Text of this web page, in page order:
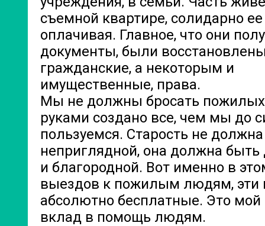
съемной квартире, солидарно ее
оплачивая. Главное, что они
документы, были
гражданские, а некоторым и
имущественные, права.
Мы не должны бросать
руками создано все, чем мы до
пользуемся. Старость не
неприглядной, она должна быть
и благородной. Вот именно в
выездов к пожилым людям,
абсолютно бесплатные. Это
вклад в помощь людям.